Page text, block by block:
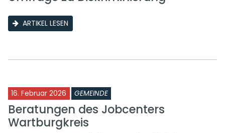
ARTIKEL LESEN
16. Februar 2026 GEMEINDE
Beratungen des Jobcenters
Wartburgkreis